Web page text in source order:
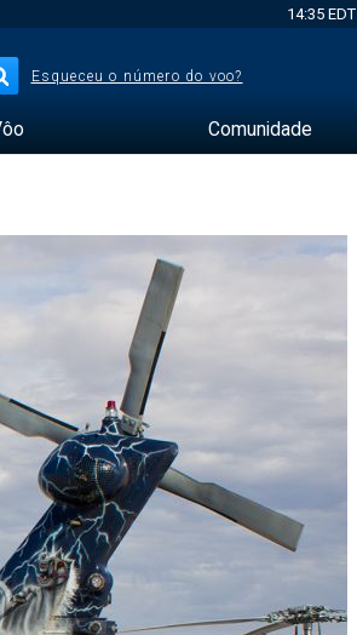
14:35 EDT
Esqueceu o número do voo?
Comunidade